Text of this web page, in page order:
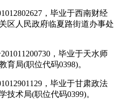
，毕业于西南财经
区人民政府临夏路街道办事处
，毕业于天水师
育局(职位代码0398)。
，毕业于甘肃政法
技术局(职位代码0399)。